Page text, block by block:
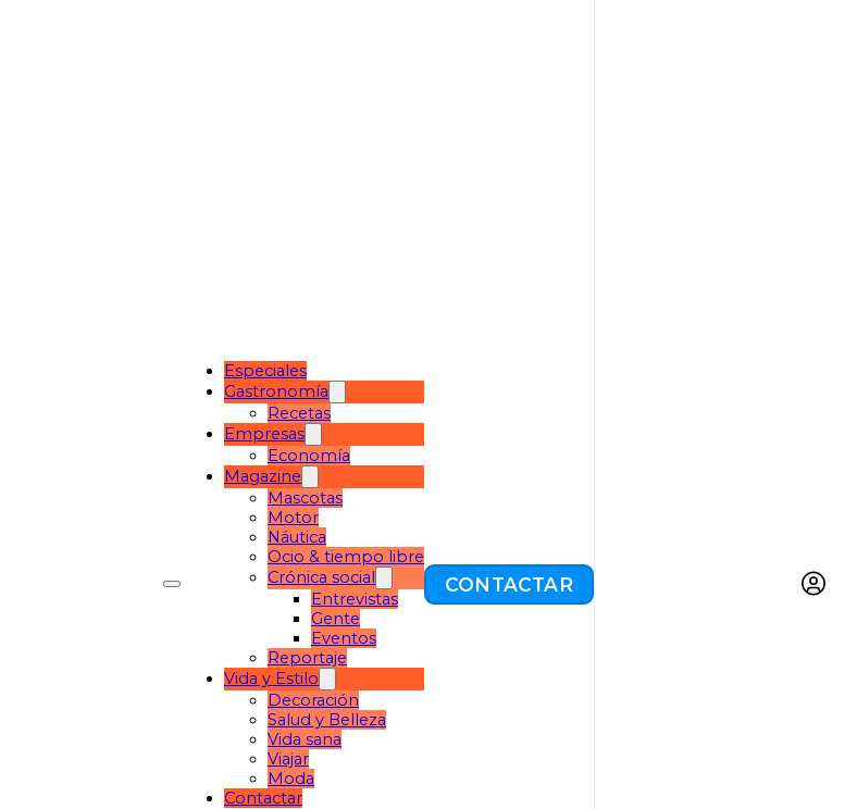
Especiales
Gastronomía
Recetas
Empresas
Economía
Magazine
Mascotas
Motor
Náutica
Ocio & tiempo libre
Crónica social
Entrevistas
Gente
Eventos
Reportaje
Vida y Estilo
Decoración
Salud y Belleza
Vida sana
Viajar
Moda
Contactar
CONTACTAR